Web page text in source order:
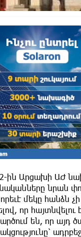
2-ին Արցախի ԱԺ
նրան
մեկը հանձն
որ
են, որ այդ